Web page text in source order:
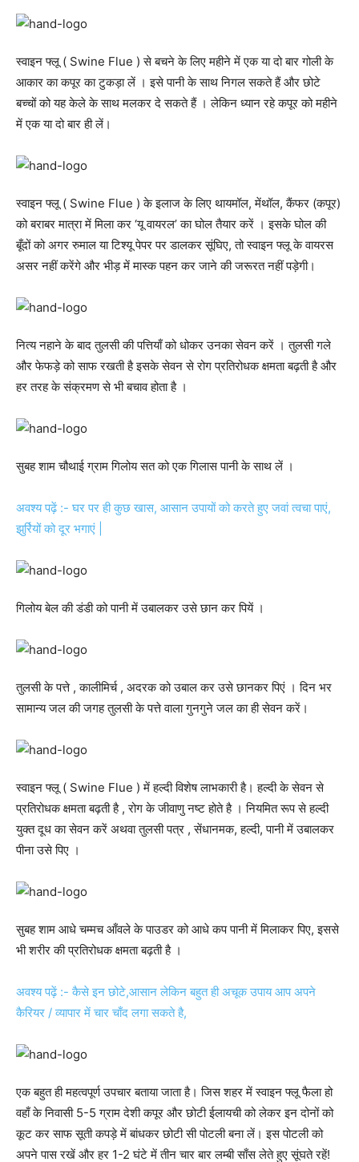
स्वाइन फ्लू ( Swine Flue ) से बचने के लिए महीने में एक या दो बार गोली के
आकार का कपूर का टुकड़ा लें । इसे पानी के साथ निगल सकते हैं और छोटे
बच्चों को यह केले के साथ मलकर दे सकते हैं । लेकिन ध्यान रहे कपूर को महीने
में एक या दो बार ही लें।
स्वाइन फ्लू ( Swine Flue ) के इलाज के लिए थायमॉल, मेंथॉल, कैंफर (कपूर)
को बराबर मात्रा में मिला कर ‘यू वायरल’ का घोल तैयार करें । इसके घोल की
बूँदों को अगर रुमाल या टिश्यू पेपर पर डालकर सूंघिए, तो स्वाइन फ्लू के वायरस
असर नहीं करेंगे और भीड़ में मास्क पहन कर जाने की जरूरत नहीं पड़ेगी।
नित्य नहाने के बाद तुलसी की पत्तियाँ को धोकर उनका सेवन करें । तुलसी गले
और फेफड़े को साफ रखती है इसके सेवन से रोग प्रतिरोधक क्षमता बढ़ती है और
हर तरह के संक्रमण से भी बचाव होता है ।
सुबह शाम चौथाई ग्राम गिलोय सत को एक गिलास पानी के साथ लें ।
अवश्य पढ़ें :- घर पर ही कुछ खास, आसान उपायों को करते हुए जवां त्वचा पाएं,
झुर्रियों को दूर भगाएं |
गिलोय बेल की डंडी को पानी में उबालकर उसे छान कर पियें ।
तुलसी के पत्ते , कालीमिर्च , अदरक को उबाल कर उसे छानकर पिएं । दिन भर
सामान्य जल की जगह तुलसी के पत्ते वाला गुनगुने जल का ही सेवन करें।
स्वाइन फ्लू ( Swine Flue ) में हल्दी विशेष लाभकारी है। हल्दी के सेवन से
प्रतिरोधक क्षमता बढ़ती है , रोग के जीवाणु नष्ट होते है । नियमित रूप से हल्दी
युक्त दूध का सेवन करें अथवा तुलसी पत्र , सेंधानमक, हल्दी, पानी में उबालकर
पीना उसे पिए ।
सुबह शाम आधे चम्मच आँवले के पाउडर को आधे कप पानी में मिलाकर पिए, इससे
भी शरीर की प्रतिरोधक क्षमता बढ़ती है ।
अवश्य पढ़ें :- कैसे इन छोटे,आसान लेकिन बहुत ही अचूक उपाय आप अपने
कैरियर / व्यापार में चार चाँद लगा सकते है,
एक बहुत ही महत्वपूर्ण उपचार बताया जाता है। जिस शहर में स्वाइन फ्लू फैला हो
वहाँ के निवासी 5-5 ग्राम देशी कपूर और छोटी ईलायची को लेकर इन दोनों को
कूट कर साफ सूती कपड़े में बांधकर छोटी सी पोटली बना लें। इस पोटली को
अपने पास रखें और हर 1-2 घंटे में तीन चार बार लम्बी साँस लेते हुए सूंघते रहें!